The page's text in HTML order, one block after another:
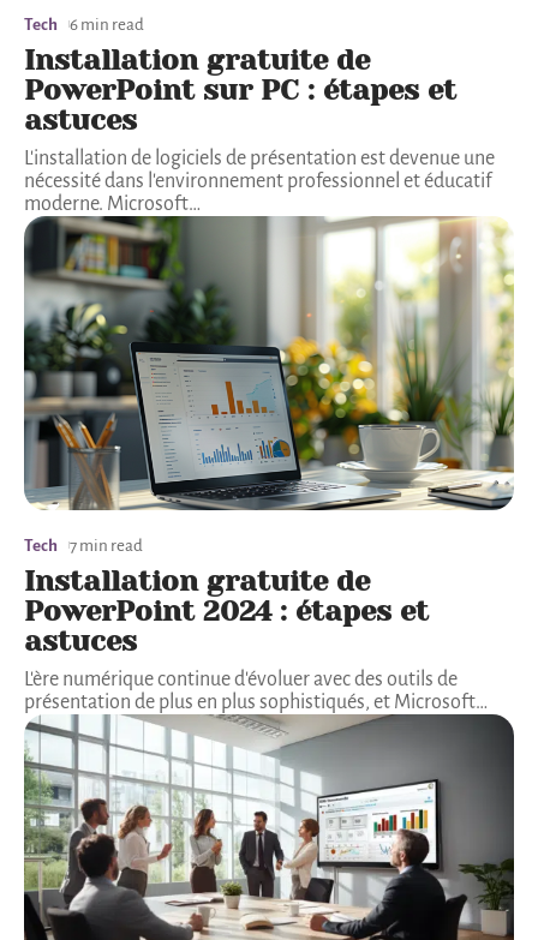
Tech 6 min read
Installation gratuite de
PowerPoint sur PC : étapes et
astuces
L'installation de logiciels de présentation est devenue une
nécessité dans l'environnement professionnel et éducatif
moderne. Microsoft…
Tech 7 min read
Installation gratuite de
PowerPoint 2024 : étapes et
astuces
L'ère numérique continue d'évoluer avec des outils de
présentation de plus en plus sophistiqués, et Microsoft…